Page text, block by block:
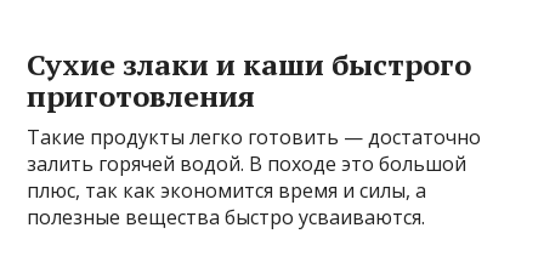
Сухие злаки и каши быстрого
приготовления
Такие продукты легко готовить — достаточно
залить горячей водой. В походе это большой
плюс, так как экономится время и силы, а
полезные вещества быстро усваиваются.